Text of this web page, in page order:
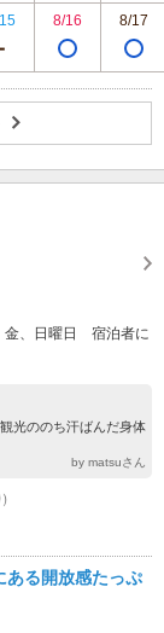
8/16 8/17
金、日曜日 宿泊者に
光ののち汗ばんだ身体
by matsuさん
ある開放感たっぷ